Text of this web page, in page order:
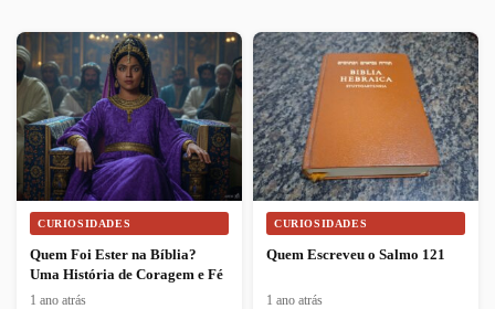
CURIOSIDADES
Quem Foi Ester na Bíblia?
Uma História de Coragem e Fé
1 ano atrás
CURIOSIDADES
Quem Escreveu o Salmo 121
1 ano atrás